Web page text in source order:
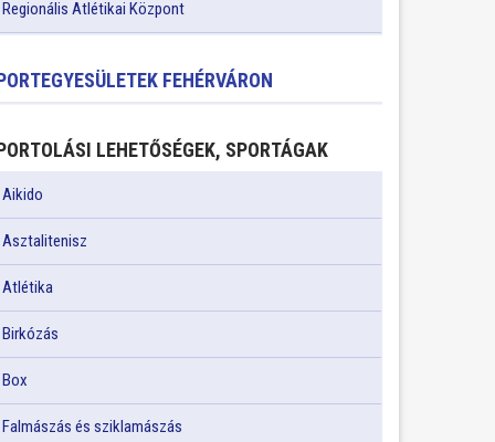
Regionális Atlétikai Központ
FEHÉRVÁRON
LEHETŐSÉGEK, SPORTÁGAK
Aikido
Asztalitenisz
Atlétika
Birkózás
Box
Falmászás és sziklamászás